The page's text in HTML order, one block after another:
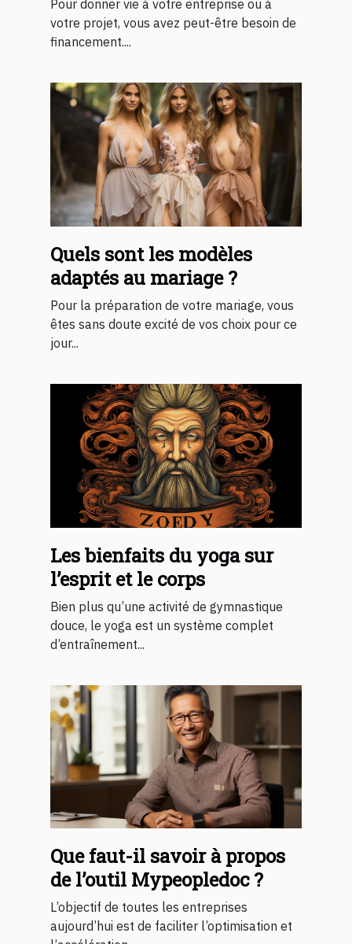
Pour donner vie à votre entreprise ou à
votre projet, vous avez peut-être besoin de
financement....
Quels sont les modèles
adaptés au mariage ?
Pour la préparation de votre mariage, vous
êtes sans doute excité de vos choix pour ce
jour...
Les bienfaits du yoga sur
l’esprit et le corps
Bien plus qu’une activité de gymnastique
douce, le yoga est un système complet
d’entraînement...
Que faut-il savoir à propos
de l’outil Mypeopledoc ?
L’objectif de toutes les entreprises
aujourd’hui est de faciliter l’optimisation et